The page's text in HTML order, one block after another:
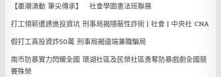
【墨潮湧動 筆尖傳承】 社會學園書法班聯展
打工領薪遭誘進投資坑 刑事局揭隱蔽性詐術 | 社會 | 中央社 CNA
假打工真投資詐50萬 刑事局揭遠端兼職騙局
南市防暴實力閃耀全國 環湖社區及民榮社區勇奪防暴戲劇全國競
賽殊榮